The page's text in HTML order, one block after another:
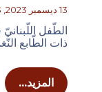
13 ديسمبر 2023, 00:43
ذات الطّابع
المزيد...